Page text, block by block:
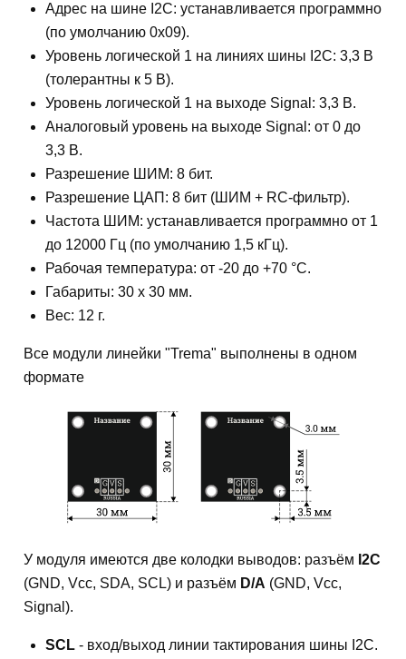
Адрес на шине I2C: устанавливается программно
(по умолчанию 0x09).
Уровень логической 1 на линиях шины I2C: 3,3 В
(толерантны к 5 В).
Уровень логической 1 на выходе Signal: 3,3 В.
Аналоговый уровень на выходе Signal: от 0 до
3,3 В.
Разрешение ШИМ: 8 бит.
Разрешение ЦАП: 8 бит (ШИМ + RC-фильтр).
Частота ШИМ: устанавливается программно от 1
до 12000 Гц (по умолчанию 1,5 кГц).
Рабочая температура: от -20 до +70 °С.
Габариты: 30 х 30 мм.
Вес: 12 г.
Все модули линейки "Trema" выполнены в одном
формате
У модуля имеются две колодки выводов: разъём I2C
(GND, Vcc, SDA, SCL) и разъём D/A (GND, Vcc,
Signal).
SCL - вход/выход линии тактирования шины I2C.